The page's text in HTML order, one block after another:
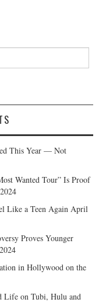
This Year — Not
Wanted Tour” Is Proof
Like a Teen Again April
Proves Younger
in Hollywood on the
Life on Tubi, Hulu and